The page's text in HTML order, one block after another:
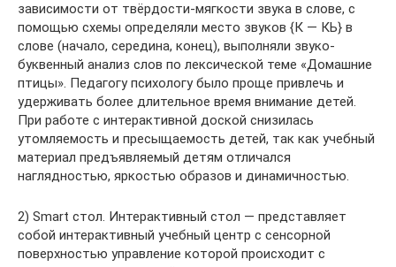
зависимости от твёрдости-мягкости звука в слове, с
помощью схемы определяли место звуков {К — КЬ} в
слове (начало, середина, конец), выполняли звуко-
буквенный анализ слов по лексической теме «Домашние
птицы». Педагогу психологу было проще привлечь и
удерживать более длительное время внимание детей.
При работе с интерактивной доской снизилась
утомляемость и пресыщаемость детей, так как учебный
материал предъявляемый детям отличался
наглядностью, яркостью образов и динамичностью.
2) Smart стол. Интерактивный стол — представляет
собой интерактивный учебный центр с сенсорной
поверхностью управление которой происходит с